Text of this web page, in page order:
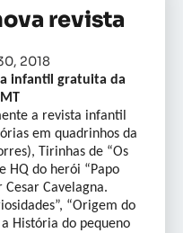
revista
2018
infantil gratuita da
a revista infantil
em quadrinhos da
Tirinhas de “Os
HQ do herói “Papo
Cavelagna.
“Origem do
a História do pequeno